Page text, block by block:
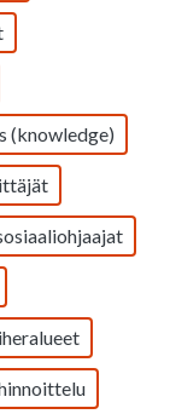
(knowledge)